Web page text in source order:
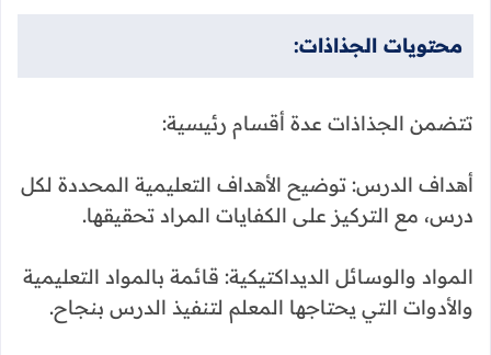
محتويات الجذاذات:
تتضمن الجذاذات عدة أقسام رئيسية:
أهداف الدرس: توضيح الأهداف التعليمية المحددة لكل
درس، مع التركيز على الكفايات المراد تحقيقها.
المواد والوسائل الديداكتيكية: قائمة بالمواد التعليمية
والأدوات التي يحتاجها المعلم لتنفيذ الدرس بنجاح.